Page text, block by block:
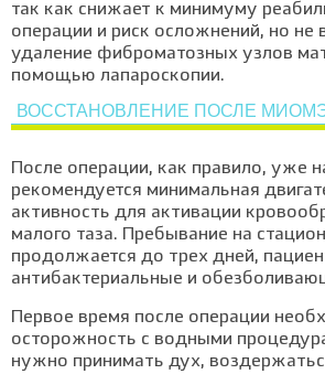
так как снижает к минимуму
операции и риск осложнений, но не
удаление фиброматозных узлов
помощью лапароскопии.
ВОССТАНОВЛЕНИЕ ПОСЛЕ
После операции, как правило, уже
рекомендуется минимальная
активность для активации
малого таза. Пребывание на
продолжается до трех дней,
антибактериальные и
Первое время после операции
осторожность с водными
нужно принимать дух,